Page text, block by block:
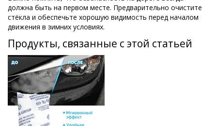
должна быть на первом месте. Предварительно очистите
стёкла и обеспечьте хорошую видимость перед началом
движения в зимних условиях.
Продукты, связанные с этой статьей